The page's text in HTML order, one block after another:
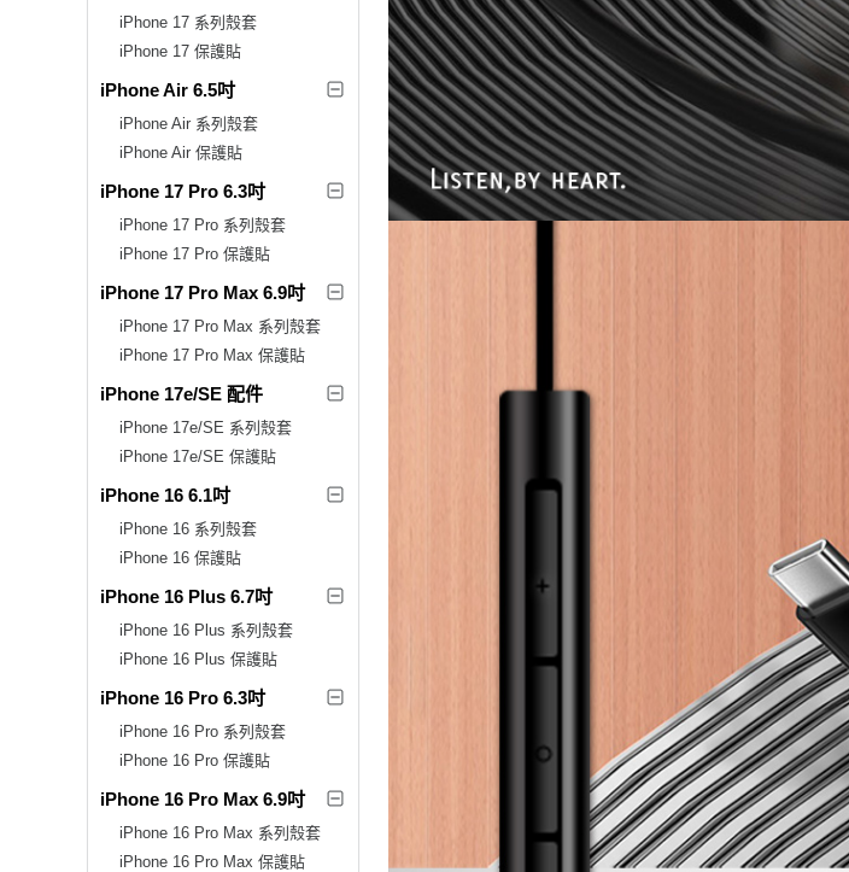
iPhone 17 系列殼套
iPhone 17 保護貼
iPhone Air 6.5吋
iPhone Air 系列殼套
iPhone Air 保護貼
iPhone 17 Pro 6.3吋
iPhone 17 Pro 系列殼套
iPhone 17 Pro 保護貼
iPhone 17 Pro Max 6.9吋
iPhone 17 Pro Max 系列殼套
iPhone 17 Pro Max 保護貼
iPhone 17e/SE 配件
iPhone 17e/SE 系列殼套
iPhone 17e/SE 保護貼
iPhone 16 6.1吋
iPhone 16 系列殼套
iPhone 16 保護貼
iPhone 16 Plus 6.7吋
iPhone 16 Plus 系列殼套
iPhone 16 Plus 保護貼
iPhone 16 Pro 6.3吋
iPhone 16 Pro 系列殼套
iPhone 16 Pro 保護貼
iPhone 16 Pro Max 6.9吋
iPhone 16 Pro Max 系列殼套
iPhone 16 Pro Max 保護貼